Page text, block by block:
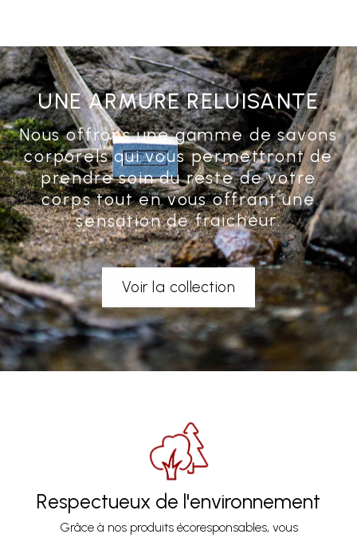
UNE ARMURE RELUISANTE
Nous offrons une gamme de savons
corporels qui vous permettront de
prendre soin du reste de votre
corps tout en vous offrant une
sensation de fraicheur.
Voir la collection
Respectueux de l'environnement
Grâce à nos produits écoresponsables, vous